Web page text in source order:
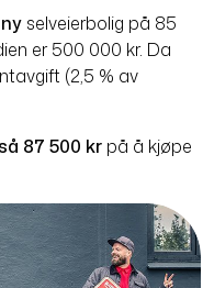
ny selveierbolig på 85
er 500 000 kr. Da
(2,5 % av
87 500 kr på å kjøpe